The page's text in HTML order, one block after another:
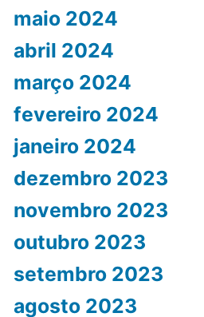
maio 2024
abril 2024
março 2024
fevereiro 2024
janeiro 2024
dezembro 2023
novembro 2023
outubro 2023
setembro 2023
agosto 2023